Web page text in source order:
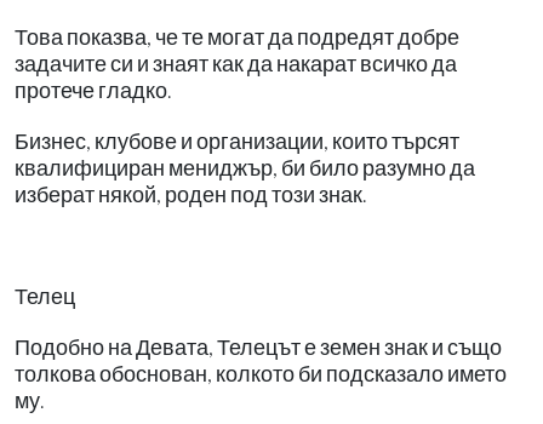
Това показва, че те могат да подредят добре
задачите си и знаят как да накарат всичко да
протече гладко.
Бизнес, клубове и организации, които търсят
квалифициран мениджър, би било разумно да
изберат някой, роден под този знак.
Телец
Подобно на Девата, Телецът е земен знак и също
толкова обоснован, колкото би подсказало името
му.